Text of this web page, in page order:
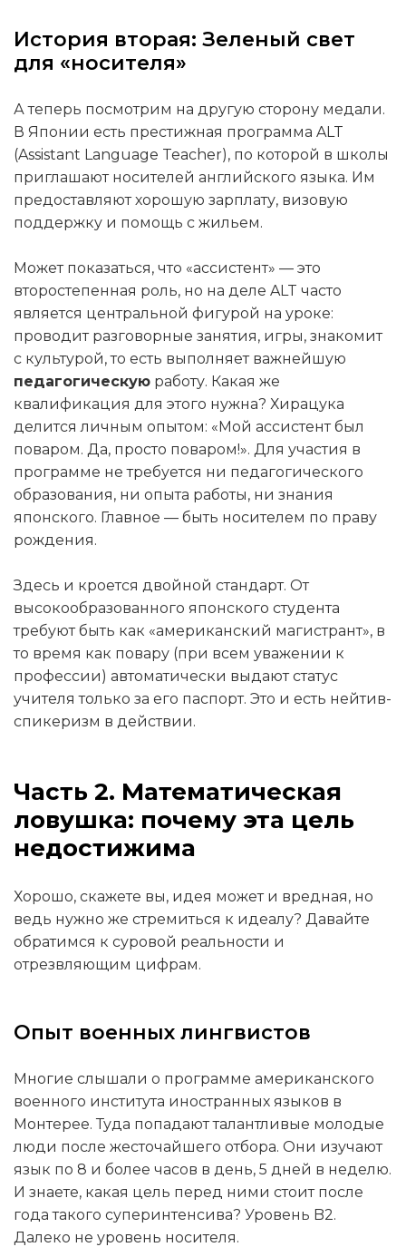
История вторая: Зеленый свет
для «носителя»
А теперь посмотрим на другую сторону медали.
В Японии есть престижная программа ALT
(Assistant Language Teacher), по которой в школы
приглашают носителей английского языка. Им
предоставляют хорошую зарплату, визовую
поддержку и помощь с жильем.
Может показаться, что «ассистент» — это
второстепенная роль, но на деле ALT часто
является центральной фигурой на уроке:
проводит разговорные занятия, игры, знакомит
с культурой, то есть выполняет важнейшую
педагогическую работу. Какая же
квалификация для этого нужна? Хирацука
делится личным опытом: «Мой ассистент был
поваром. Да, просто поваром!». Для участия в
программе не требуется ни педагогического
образования, ни опыта работы, ни знания
японского. Главное — быть носителем по праву
рождения.
Здесь и кроется двойной стандарт. От
высокообразованного японского студента
требуют быть как «американский магистрант», в
то время как повару (при всем уважении к
профессии) автоматически выдают статус
учителя только за его паспорт. Это и есть нейтив-
спикеризм в действии.
Часть 2. Математическая
ловушка: почему эта цель
недостижима
Хорошо, скажете вы, идея может и вредная, но
ведь нужно же стремиться к идеалу? Давайте
обратимся к суровой реальности и
отрезвляющим цифрам.
Опыт военных лингвистов
Многие слышали о программе американского
военного института иностранных языков в
Монтерее. Туда попадают талантливые молодые
люди после жесточайшего отбора. Они изучают
язык по 8 и более часов в день, 5 дней в неделю.
И знаете, какая цель перед ними стоит после
года такого суперинтенсива? Уровень B2.
Далеко не уровень носителя.